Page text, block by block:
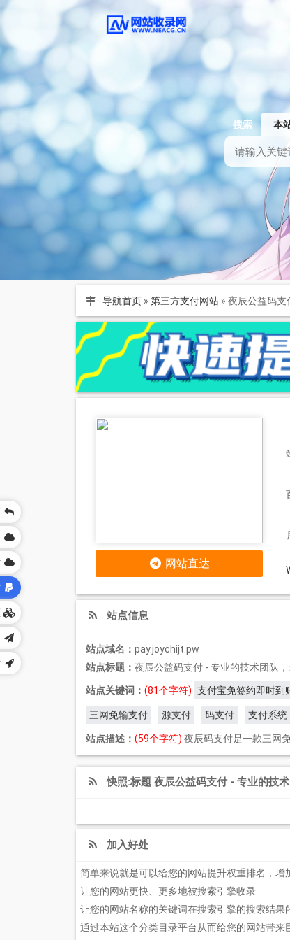
搜索 本
导航首页» 第三方支付网站» 夜辰公益码支
网站直达
站点信息
站点域名： pay.joychijt.pw
站点标题： 夜辰公益码支付 - 专业的技术团队
站点关键词： (81个字符) 支付宝免签约即时到
三网免输支付 源支付 码支付 支付系统
站点描述： (59个字符) 夜辰码支付是一款三网
快照:标题 夜辰公益码支付 - 专业的技
加入好处
简单来说就是可以给您的网站提升权重排名，增
让您的网站更快、更多地被搜索引擎收录
让您的网站名称的关键词在搜索引擎的搜索结果
通过本站这个分类目录平台从而给您的网站带来